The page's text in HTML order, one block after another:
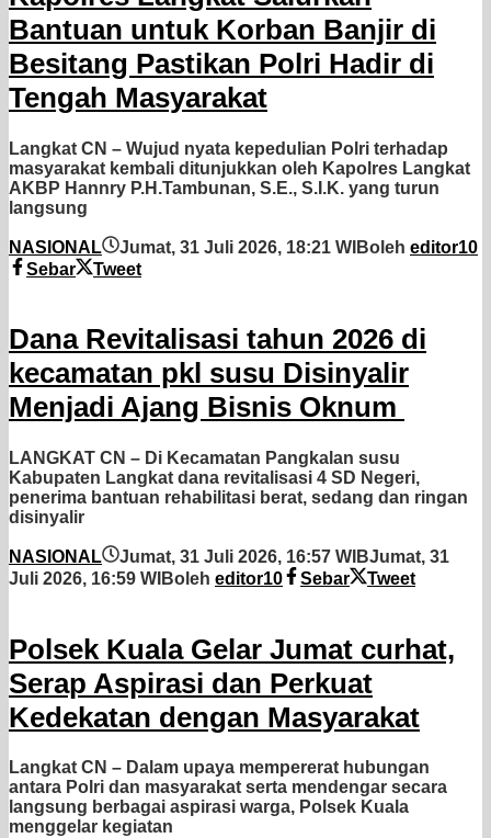
Bantuan untuk Korban Banjir di
Besitang Pastikan Polri Hadir di
Tengah Masyarakat
Langkat CN – Wujud nyata kepedulian Polri terhadap
masyarakat kembali ditunjukkan oleh Kapolres Langkat
AKBP Hannry P.H.Tambunan, S.E., S.I.K. yang turun
langsung
NASIONAL Jumat, 31 Juli 2026, 18:21 WIBoleh editor10
Sebar
Tweet
Dana Revitalisasi tahun 2026 di
kecamatan pkl susu Disinyalir
Menjadi Ajang Bisnis Oknum
LANGKAT CN – Di Kecamatan Pangkalan susu
Kabupaten Langkat dana revitalisasi 4 SD Negeri,
penerima bantuan rehabilitasi berat, sedang dan ringan
disinyalir
NASIONAL Jumat, 31 Juli 2026, 16:57 WIBJumat, 31
Juli 2026, 16:59 WIBoleh editor10 Sebar Tweet
Polsek Kuala Gelar Jumat curhat,
Serap Aspirasi dan Perkuat
Kedekatan dengan Masyarakat
Langkat CN – Dalam upaya mempererat hubungan
antara Polri dan masyarakat serta mendengar secara
langsung berbagai aspirasi warga, Polsek Kuala
menggelar kegiatan